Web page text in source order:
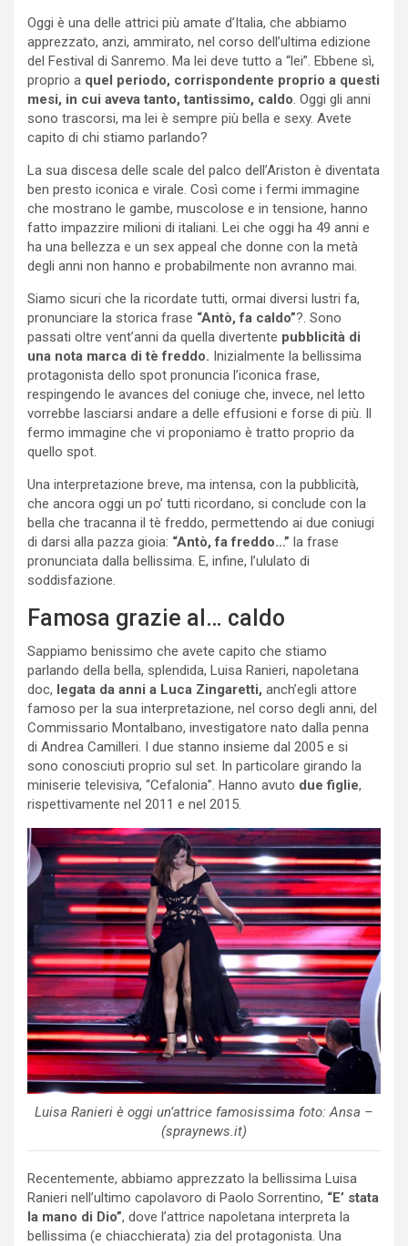
Oggi è una delle attrici più amate d’Italia, che abbiamo
apprezzato, anzi, ammirato, nel corso dell’ultima edizione
del Festival di Sanremo. Ma lei deve tutto a “lei”. Ebbene sì,
proprio a quel periodo, corrispondente proprio a questi
mesi, in cui aveva tanto, tantissimo, caldo. Oggi gli anni
sono trascorsi, ma lei è sempre più bella e sexy. Avete
capito di chi stiamo parlando?
La sua discesa delle scale del palco dell’Ariston è diventata
ben presto iconica e virale. Così come i fermi immagine
che mostrano le gambe, muscolose e in tensione, hanno
fatto impazzire milioni di italiani. Lei che oggi ha 49 anni e
ha una bellezza e un sex appeal che donne con la metà
degli anni non hanno e probabilmente non avranno mai.
Siamo sicuri che la ricordate tutti, ormai diversi lustri fa,
pronunciare la storica frase “Antò, fa caldo”?. Sono
passati oltre vent’anni da quella divertente pubblicità di
una nota marca di tè freddo. Inizialmente la bellissima
protagonista dello spot pronuncia l’iconica frase,
respingendo le avances del coniuge che, invece, nel letto
vorrebbe lasciarsi andare a delle effusioni e forse di più. Il
fermo immagine che vi proponiamo è tratto proprio da
quello spot.
Una interpretazione breve, ma intensa, con la pubblicità,
che ancora oggi un po’ tutti ricordano, si conclude con la
bella che tracanna il tè freddo, permettendo ai due coniugi
di darsi alla pazza gioia: “Antò, fa freddo…” la frase
pronunciata dalla bellissima. E, infine, l’ululato di
soddisfazione.
Famosa grazie al… caldo
Sappiamo benissimo che avete capito che stiamo
parlando della bella, splendida, Luisa Ranieri, napoletana
doc, legata da anni a Luca Zingaretti, anch’egli attore
famoso per la sua interpretazione, nel corso degli anni, del
Commissario Montalbano, investigatore nato dalla penna
di Andrea Camilleri. I due stanno insieme dal 2005 e si
sono conosciuti proprio sul set. In particolare girando la
miniserie televisiva, “Cefalonia”. Hanno avuto due figlie,
rispettivamente nel 2011 e nel 2015.
Luisa Ranieri è oggi un’attrice famosissima foto: Ansa –
(spraynews.it)
Recentemente, abbiamo apprezzato la bellissima Luisa
Ranieri nell’ultimo capolavoro di Paolo Sorrentino, “E’ stata
la mano di Dio”, dove l’attrice napoletana interpreta la
bellissima (e chiacchierata) zia del protagonista. Una